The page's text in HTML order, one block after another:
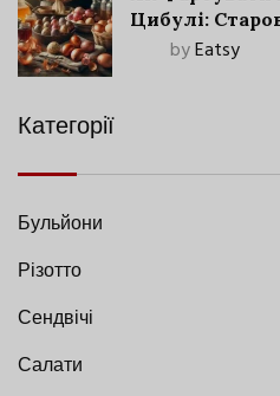
Цибулі:
Сучасними
byEatsy
Категорії
Бульйони
Різотто
Сендвічі
Салати